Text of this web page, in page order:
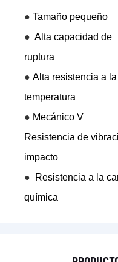
● Tamaño pequeño
● Alta capacidad de
ruptura
● Alta resistencia a la
temperatura
● Mecánico V
Resistencia de
impacto
●
Resistencia a la
química